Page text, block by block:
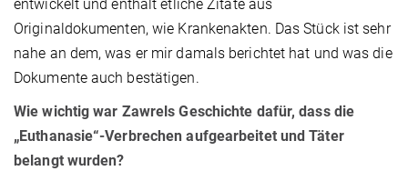
entwickelt und enthält etliche Zitate aus
Originaldokumenten, wie Krankenakten. Das Stück ist sehr
nahe an dem, was er mir damals berichtet hat und was die
Dokumente auch bestätigen.
Wie wichtig war Zawrels Geschichte dafür, dass die
„Euthanasie“-Verbrechen aufgearbeitet und Täter
belangt wurden?